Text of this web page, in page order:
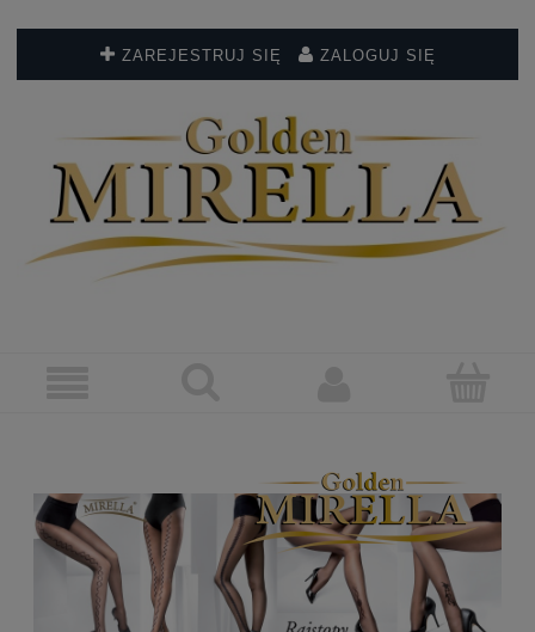
ZAREJESTRUJ SIĘ ZALOGUJ SIĘ